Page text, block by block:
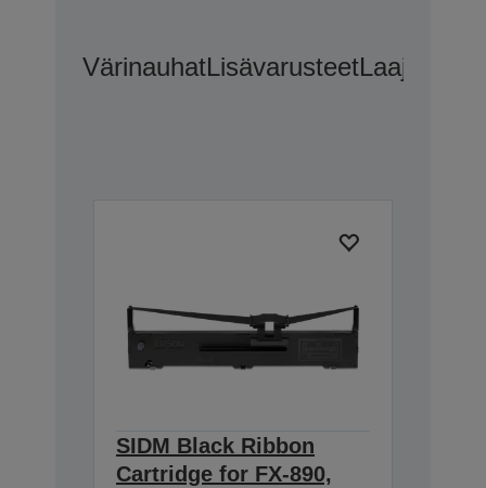
VärinauhatLisävarusteet
SIDM Black Ribbon
Cartridge for FX-890,